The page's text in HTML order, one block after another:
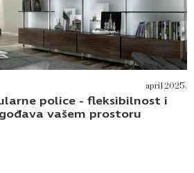
april 2025.
police - fleksibilnost i
vašem prostoru